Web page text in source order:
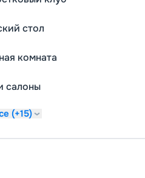
с
лайнер увидят в портах
побережье Атлантического
даты и маршруты круизов,
на туры, обзоры опытных
стол
комната
салоны
(+15)